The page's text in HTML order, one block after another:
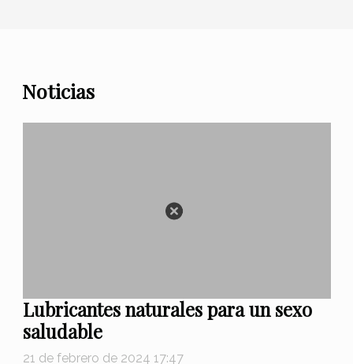
Noticias
Lubricantes naturales para un sexo
saludable
21 de febrero de 2024 17:47